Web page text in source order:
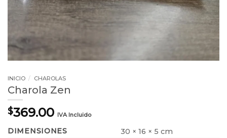
INICIO / CHAROLAS
Charola Zen
$369.00 IVA Incluido
DIMENSIONES 30 × 16 × 5 cm